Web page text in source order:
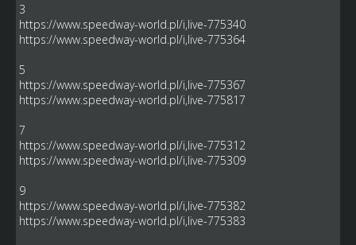
3
https://www.speedway-world.pl/i,live-775340
https://www.speedway-world.pl/i,live-775364
5
https://www.speedway-world.pl/i,live-775367
https://www.speedway-world.pl/i,live-775817
7
https://www.speedway-world.pl/i,live-775312
https://www.speedway-world.pl/i,live-775309
9
https://www.speedway-world.pl/i,live-775382
https://www.speedway-world.pl/i,live-775383